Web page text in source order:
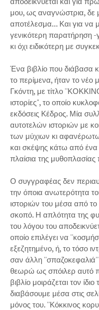
μου, ως αναγνώστρια, δε
αποτέλεσμα... Και για να
γενικότερη παρατήρηση -
κι όχι ειδικότερη με
Ένα βιβλίο που διάβασα
το περίμενα, ήταν το
Γκόντη, με τίτλο
ιστορίες", το οποίο
εκδόσεις Κέδρος. Μία
αυτοτελών ιστοριών με
των μύχιων κι
και σκέψης κάτω από
πλαίσια της
Ο συγγραφέας δεν
την όποια ανωτερότητα
ιστοριών του μέσα από το
σκοπό. Η απλότητα της
του λόγου του
οποίο επιλέγει να
εξεζητημένο, ή, το τόσο
σαν άλλη ''σπαζοκεφαλιά''
θεωρώ ως σπόιλερ αυτό
βιβλίο μοιράζεται τον
διαβάσουμε μέσα στις
μόνος του. ''Κόκκινος